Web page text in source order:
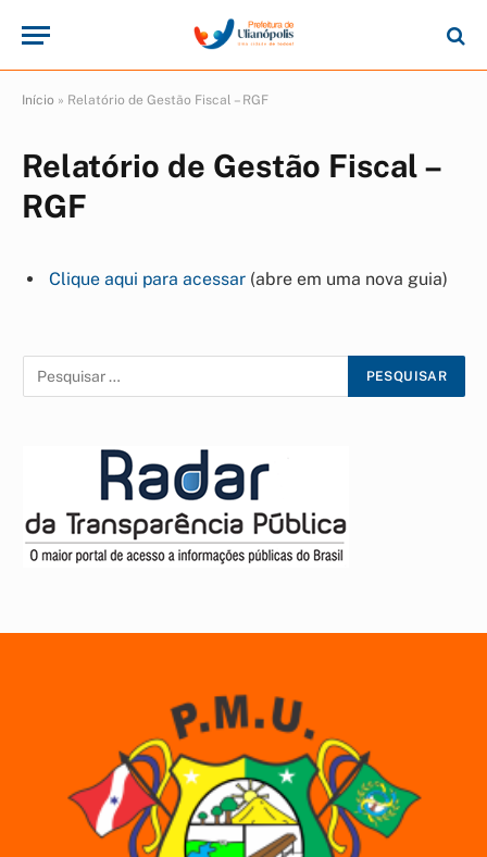
Início » Relatório de Gestão Fiscal – RGF
Relatório de Gestão Fiscal –
RGF
Clique aqui para acessar (abre em uma nova guia)